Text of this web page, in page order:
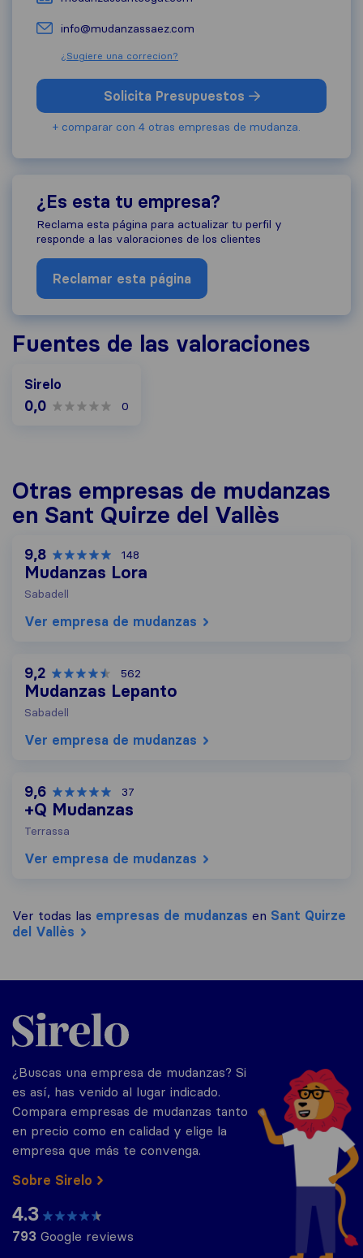
info@mudanzassaez.com
¿Sugiere una correcion?
Solicita Presupuestos
+ comparar con 4 otras empresas de mudanza.
¿Es esta tu empresa?
Reclama esta página para actualizar tu perfil y
responde a las valoraciones de los clientes
Reclamar esta página
Fuentes de las valoraciones
Sirelo
0,0 0
Otras empresas de mudanzas
en Sant Quirze del Vallès
9,8 148
Mudanzas Lora
Sabadell
Ver empresa de mudanzas
9,2 562
Mudanzas Lepanto
Sabadell
Ver empresa de mudanzas
9,6 37
+Q Mudanzas
Terrassa
Ver empresa de mudanzas
Ver todas las empresas de mudanzas en Sant Quirze
del Vallès
Sirelo.es
¿Buscas una empresa de mudanzas? Si
es así, has venido al lugar indicado.
Compara empresas de mudanzas tanto
en precio como en calidad y elige la
empresa que más te convenga.
Sobre Sirelo
4.3
793 Google reviews